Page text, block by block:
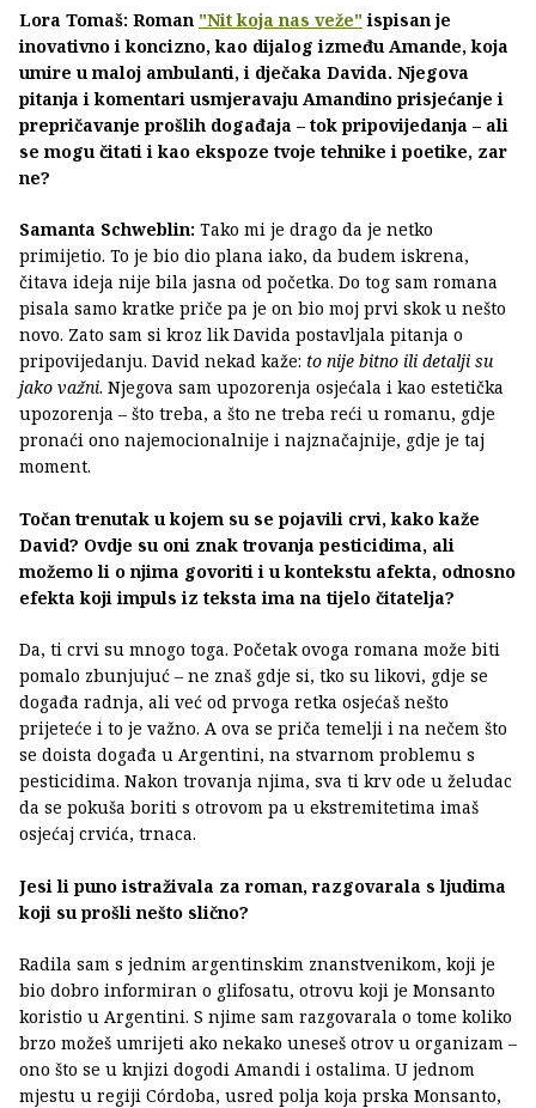
Lora Tomaš: Roman "Nit koja nas veže"ispisan je
inovativno i koncizno, kao dijalog između Amande, koja
umire u maloj ambulanti, i dječaka Davida. Njegova
pitanja i komentari usmjeravaju Amandino prisjećanje i
prepričavanje prošlih događaja – tok pripovijedanja – ali
se mogu čitati i kao ekspoze tvoje tehnike i poetike, zar
ne?
Samanta Schweblin: Tako mi je drago da je netko
primijetio. To je bio dio plana iako, da budem iskrena,
čitava ideja nije bila jasna od početka. Do tog sam romana
pisala samo kratke priče pa je on bio moj prvi skok u nešto
novo. Zato sam si kroz lik Davida postavljala pitanja o
pripovijedanju. David nekad kaže: to nije bitno ili detalji su
jako važni. Njegova sam upozorenja osjećala i kao estetička
upozorenja – što treba, a što ne treba reći u romanu, gdje
pronaći ono najemocionalnije i najznačajnije, gdje je taj
moment.
Točan trenutak u kojem su se pojavili crvi, kako kaže
David? Ovdje su oni znak trovanja pesticidima, ali
možemo li o njima govoriti i u kontekstu afekta, odnosno
efekta koji impuls iz teksta ima na tijelo čitatelja?
Da, ti crvi su mnogo toga. Početak ovoga romana može biti
pomalo zbunjujuć – ne znaš gdje si, tko su likovi, gdje se
događa radnja, ali već od prvoga retka osjećaš nešto
prijeteće i to je važno. A ova se priča temelji i na nečem što
se doista događa u Argentini, na stvarnom problemu s
pesticidima. Nakon trovanja njima, sva ti krv ode u želudac
da se pokuša boriti s otrovom pa u ekstremitetima imaš
osjećaj crvića, trnaca.
Jesi li puno istraživala za roman, razgovarala s ljudima
koji su prošli nešto slično?
Radila sam s jednim argentinskim znanstvenikom, koji je
bio dobro informiran o glifosatu, otrovu koji je Monsanto
koristio u Argentini. S njime sam razgovarala o tome koliko
brzo možeš umrijeti ako nekako uneseš otrov u organizam –
ono što se u knjizi dogodi Amandi i ostalima. U jednom
mjestu u regiji Córdoba, usred polja koja prska Monsanto,